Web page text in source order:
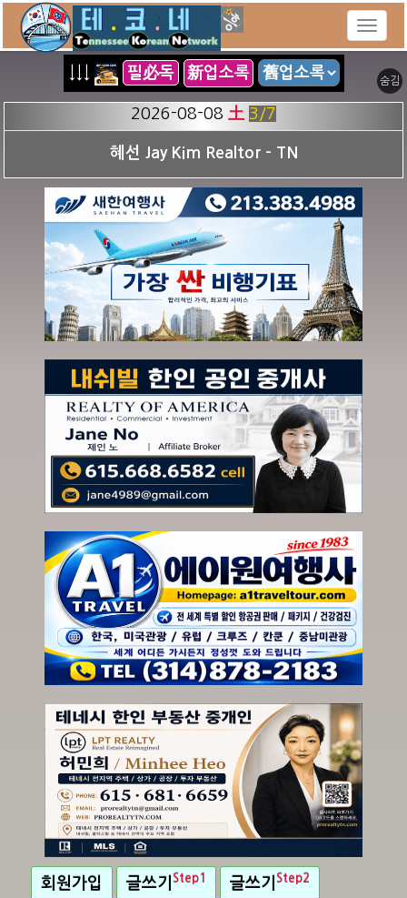
숨김
필必독 新업소록
2026-08-08 土 3 /7
혜선 Jay Kim Realtor - TN
회원가입 글쓰기 Step1 글쓰기 Step2